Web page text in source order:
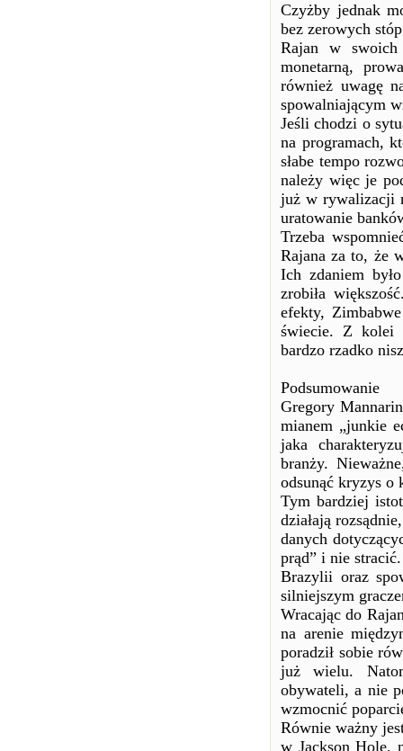
Czyżby jednak
bez zerowych
Rajan w swoich
monetarną,
również uwagę
spowalniającym
Jeśli chodzi o
na programach,
słabe tempo
należy więc je
już w rywalizacji
uratowanie
Trzeba
Rajana za to, że
Ich zdaniem
zrobiła
efekty,
świecie. Z kolei
bardzo rzadko
Podsumowanie
Gregory
mianem „junkie
jaka
branży.
odsunąć kryzys o
Tym bardziej
działają
danych
prąd” i nie
Brazylii oraz
silniejszym
Wracając do
na arenie
poradził sobie
już wielu.
obywateli, a nie
wzmocnić
Równie ważny
w Jackson Hole,